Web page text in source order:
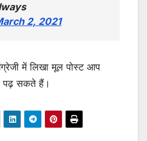
2, 2021
में लिखा मूल पोस्ट आप
पढ़ सकते हैं।